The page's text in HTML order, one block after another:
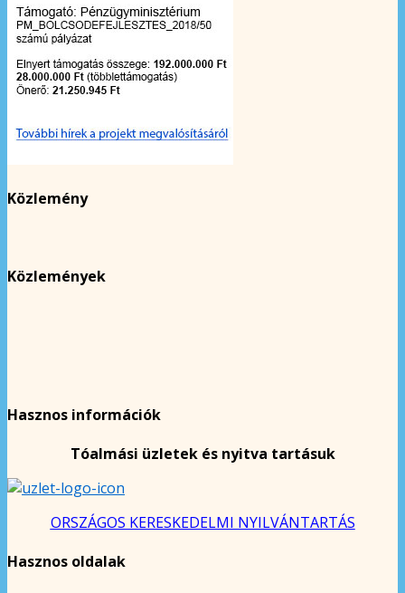
Közlemény
Közlemények
Hasznos információk
Tóalmási üzletek és nyitva tartásuk
ORSZÁGOS KERESKEDELMI NYILVÁNTARTÁS
Hasznos oldalak